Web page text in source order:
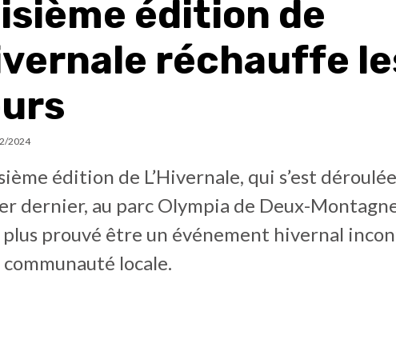
édition de
réchauffe
2024
édition de L’Hivernale, qui s’est
dernier, au parc Olympia de Deux-
prouvé être un événement hivernal
locale.